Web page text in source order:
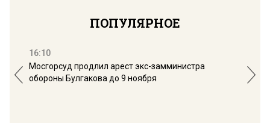
ПОПУЛЯРНОЕ
16:10
Мосгорсуд продлил арест экс-замминистра
обороны Булгакова до 9 ноября